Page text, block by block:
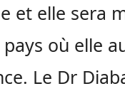
et elle sera
où elle
Le Dr